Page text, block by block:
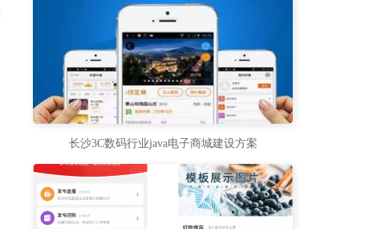
长沙3C数码行业java电子商城建设方案